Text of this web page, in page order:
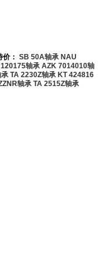
： SB 50A轴承 NAU
轴承 AZK 7014010轴
TA 2230Z轴承 KT 424816
轴承 TA 2515Z轴承